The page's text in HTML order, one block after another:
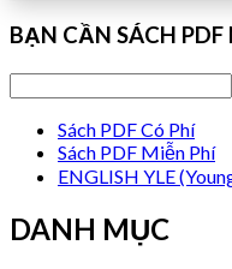
BẠN CẦN SÁCH PDF
Sách PDF Có Phí
Sách PDF Miễn Phí
ENGLISH YLE
DANH MỤC